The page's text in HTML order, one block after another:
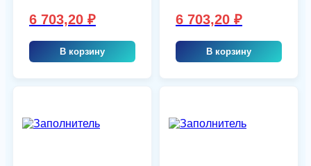
6 703,20 ₽
В корзину
6 703,20 ₽
В корзину